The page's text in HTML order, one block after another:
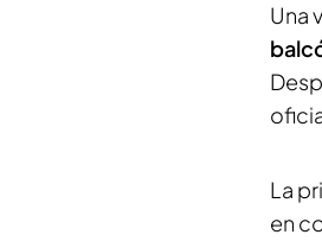
Una
La
en